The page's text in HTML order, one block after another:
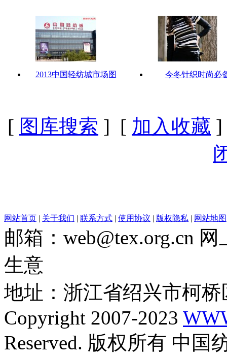
2013中国轻纺城市场图 今冬针织时尚必
[ 图库搜索 ] [ 加入收藏
网站首页 | 关于我们 | 联系方式 | 使用协议 | 版权隐私 | 网站地图
邮箱：web@tex.org.cn
生意
地址：浙江省绍兴市柯
Copyright 2007-2023
Reserved. 版权所有 中国